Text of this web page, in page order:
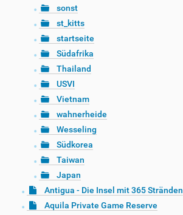
sonst
st_kitts
startseite
Südafrika
Thailand
USVI
Vietnam
wahnerheide
Wesseling
Südkorea
Taiwan
Japan
Antigua - Die Insel mit 365 Stränden
Aquila Private Game Reserve